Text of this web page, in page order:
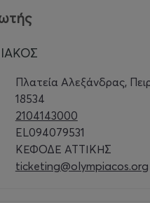
Πλατεία Αλεξάνδρας,
18534
2104143000
EL094079531
ΚΕΦΟΔΕ ΑΤΤΙΚΗΣ
ticketing@olympiacos.org